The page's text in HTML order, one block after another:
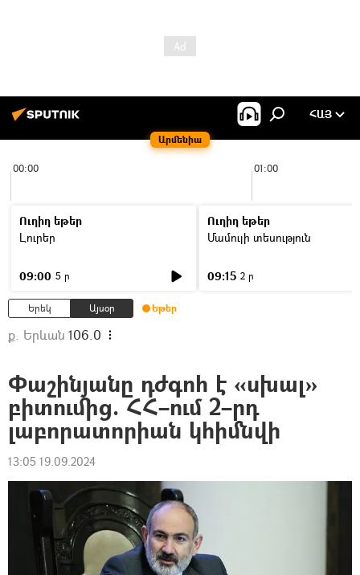
Արմենիա
ՀԱՅ
00:00 01:00
Ուղիղ եթեր
Լուրեր
09:00 5 ր
Ուղիղ եթեր
Մամուլի տեսություն
09:15 2 ր
Երեկ Այսօր Եթեր
ք. Երևան 106.0
Փաշինյանը դժգոհ է «սխալ»
բիտումից. ՀՀ–ում 2–րդ
լաբորատորիան կհիմնվի
13:05 19.09.2024